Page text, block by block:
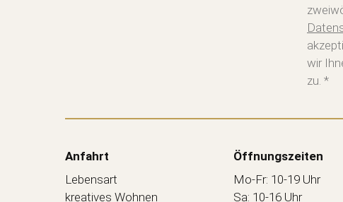
wir
zu. *
Anfahrt
Lebensart
kreatives Wohnen
Öffnungszeiten
Mo-Fr: 10-19 Uhr
Sa: 10-16 Uhr